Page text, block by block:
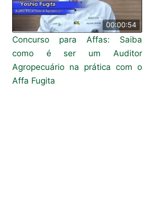
00:00:54
Concurso para Affas: Saiba
como é ser um Auditor
Agropecuário na prática com o
Affa Fugita